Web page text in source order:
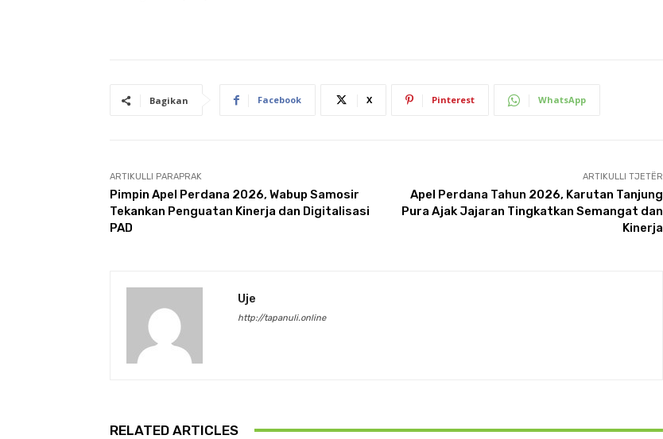
Bagikan Facebook X Pinterest WhatsApp
ARTIKULLI PARAPRAK
Pimpin Apel Perdana 2026, Wabup Samosir
Tekankan Penguatan Kinerja dan Digitalisasi
PAD
ARTIKULLI TJETËR
Apel Perdana Tahun 2026, Karutan Tanjung
Pura Ajak Jajaran Tingkatkan Semangat dan
Kinerja
Uje
http://tapanuli.online
RELATED ARTICLES